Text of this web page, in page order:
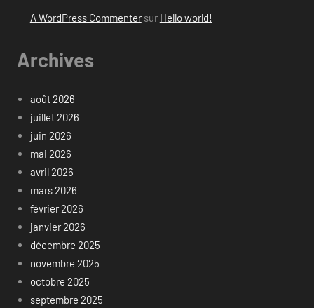
A WordPress Commentersur Hello world!
Archives
août 2026
juillet 2026
juin 2026
mai 2026
avril 2026
mars 2026
février 2026
janvier 2026
décembre 2025
novembre 2025
octobre 2025
septembre 2025